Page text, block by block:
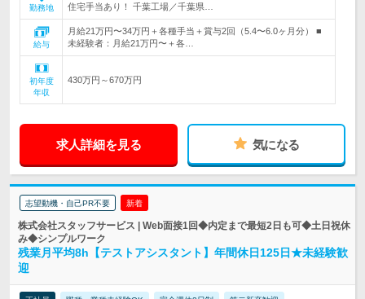
勤務地
住宅手当あり！ 千葉工場／千葉県…
給与
月給21万円〜34万円＋各種手当＋賞与2回（5.4〜6.0ヶ月分） ■
未経験者：月給21万円〜＋各…
初年度
年収
430万円～670万円
求人詳細を見る 気になる
志望動機・自己PR不要 新着
株式会社スタッフサービス | Web面接1回◆内定まで最短2日も可◆土日祝休
み◆シンプルワーク
残業月平均8h【テストアシスタント】年間休日125日★未経験歓
迎